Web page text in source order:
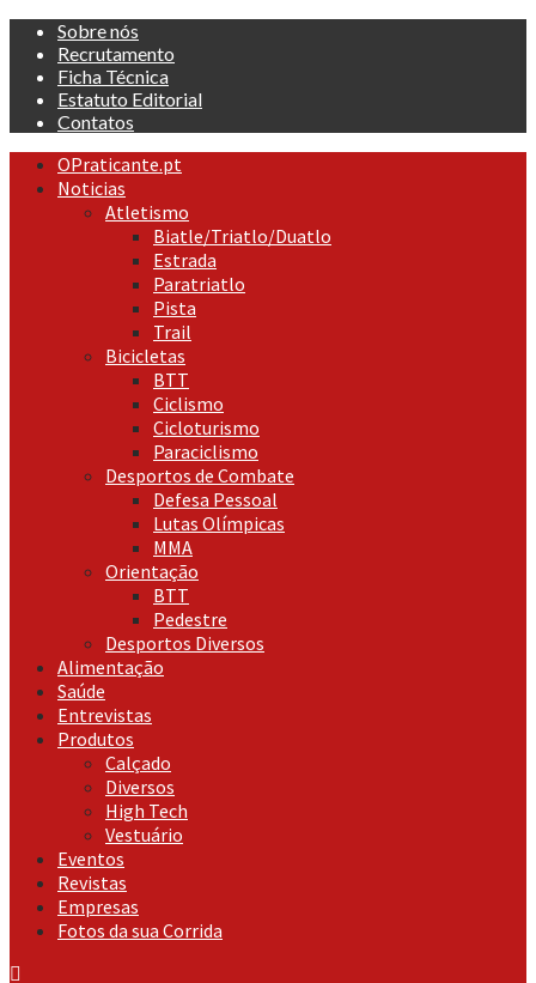
Skip
content
Sobre nós
Recrutamento
Ficha Técnica
Estatuto Editorial
Contatos
Primary
Menu
OPraticante.pt
Noticias
Atletismo
Biatle/Triatlo/Duatlo
Estrada
Paratriatlo
Pista
Trail
Bicicletas
BTT
Ciclismo
Cicloturismo
Paraciclismo
Desportos de Combate
Defesa Pessoal
Lutas Olímpicas
MMA
Orientação
BTT
Pedestre
Desportos Diversos
Alimentação
Saúde
Entrevistas
Produtos
Calçado
Diversos
High Tech
Vestuário
Eventos
Revistas
Empresas
Fotos da sua Corrida